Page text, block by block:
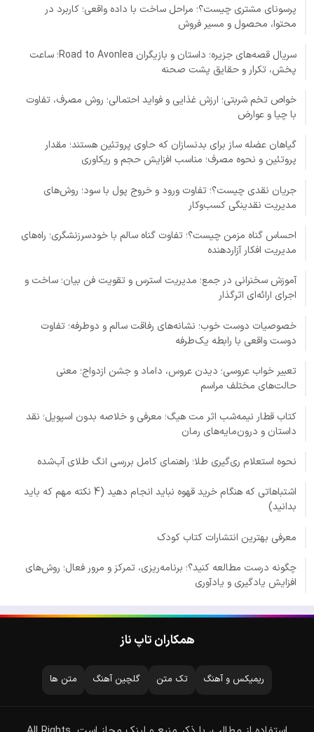
پرسونای مشتری چیست؟؛ مراحل ساخت با داده واقعی؛ کاربرد در
محتوا، محصول و مسیر فروش
سریال قصه‌های جزیره؛ داستان و بازیگران Road to Avonlea؛ ساعت
پخش، تکرار و حقایق پشت صحنه
خواص تخم شربتی؛ ارزش غذایی و فواید احتمالی؛ روش مصرف، تفاوت
با چیا و عوارض
گیاهان عضله ساز برای بدنسازان که حاوی پروتئین هستند؛ مقدار
پروتئین و نحوه مصرف؛ مناسب افزایش حجم و ریکاوری
جریان نقدی چیست؟؛ تفاوت ورود و خروج پول با سود؛ روش‌های
مدیریت نقدینگی کسب‌وکار
احساس گناه مزمن چیست؟؛ تفاوت گناه سالم با خودسرزنشگری؛ راه‌های
مدیریت افکار آزاردهنده
آموزش سخنرانی در جمع؛ مدیریت استرس و تقویت فن بیان؛ ساخت و
اجرای ارائه‌ای اثرگذار
خصوصیات دوست خوب؛ نشانه‌های رفاقت سالم و دوطرفه؛ تفاوت
دوست واقعی با رابطه یک‌طرفه
تعبیر خواب عروسی؛ دیدن عروس، داماد و جشن ازدواج؛ معنی
حالت‌های مختلف مراسم
کتاب قطار نیمه‌شب اثر مت هیگ؛ معرفی و خلاصه بدون اسپویل؛ نقد
داستان و درون‌مایه‌های رمان
نحوه استعلام ری‌گیری طلا؛ راهنمای کامل بررسی انگ طلای آب‌شده
اشتباهاتی که هنگام خرید قهوه نباید انجام دهید (4 نکته مهم که باید
بدانید)
معرفی بهترین انتشارات کتاب کودک
چگونه درست مطالعه کنید؟؛ برنامه‌ریزی، تمرکز و مرور فعال؛ روش‌های
افزایش یادگیری و یادآوری
همکاران تاپ ناز
ریمیکس و آهنگ تک متن گلچین آهنگ متن ها